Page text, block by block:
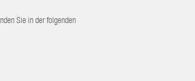
Sie in der folgenden